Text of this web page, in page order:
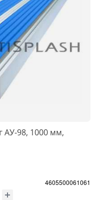
АУ-98, 1000 мм,
4605500061061